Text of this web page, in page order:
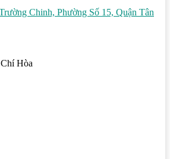
Chinh, Phường Số 15, Quận Tân
Hòa